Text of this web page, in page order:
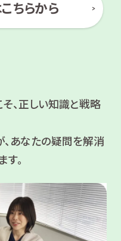
ちらから
、正しい知識と戦略
、あなたの疑問を解消
。